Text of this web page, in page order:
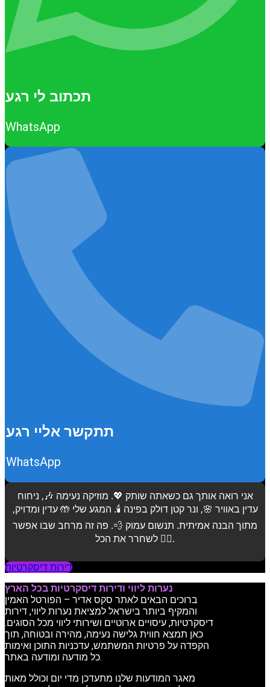
תכתוב לי רגע
WhatsApp
תתקשר אליי רגע
WhatsApp
אני רואה אותך גם כשאתה שותק 💖. מוזיקה נעימה 🎶, ניחוח
עדין באוויר 🌸, ונר קטן דולק בפינה 🕯️. המגע שלי 🤲 עדין ומדויק,
מתוך הבנה אמיתית. תנשום עמוק 💨. פה זה מרחב שבו אפשר
לשחרר את הכל 💆‍♂️.
דירות דיסקרטיות
נערות ליווי ודירות דיסקרטיות בכל הארץ
ברוכים הבאים לאתר סקס אדיר – הפורטל האמין
והמקיף ביותר בישראל למציאת נערות ליווי, דירות
דיסקרטיות, עיסויים ארוטיים ושירותי ליווי מכל הסוגים.
כאן תמצא חווית גלישה נעימה, מהירה ובטוחה, תוך
הקפדה על פרטיות המשתמש, עדכניות התוכן ואימות
כל מודעה ומודעה באתר.
מאגר המודעות שלנו מתעדכן מדי יום וכולל מאות